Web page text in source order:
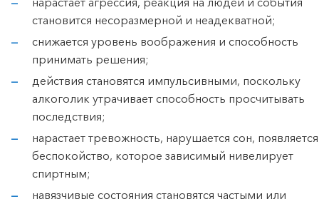
становится несоразмерной и неадекватной;
снижается уровень воображения и способность
принимать решения;
действия становятся импульсивными, поскольку
алкоголик утрачивает способность просчитывать
последствия;
нарастает тревожность, нарушается сон, появляется
беспокойство, которое зависимый нивелирует
спиртным;
навязчивые состояния становятся частыми или